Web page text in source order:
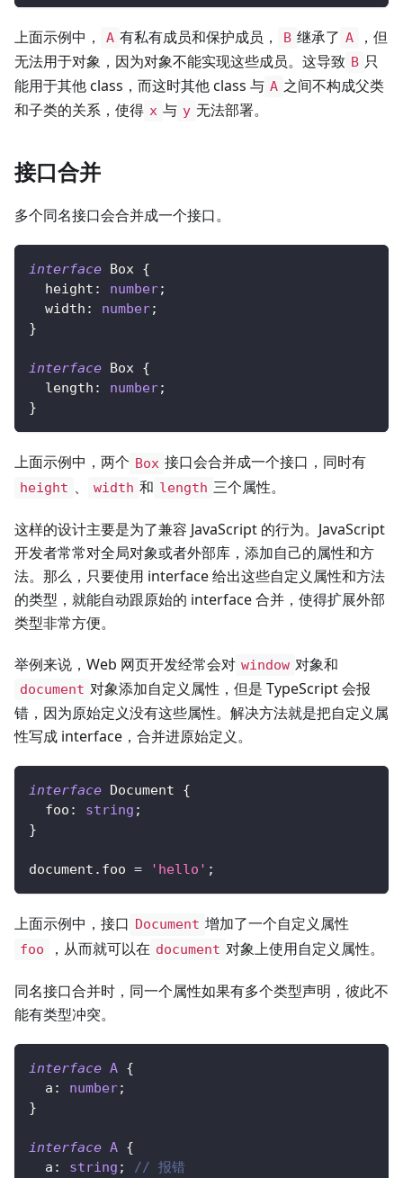
上面示例中， A 有私有成员和保护成员， B 继承了 A
，但
无法用于对象，因为对象不能实现这些成员。这导致 B 只
能用于其他 class，而这时其他 class 与 A 之间不构成父类
和子类的关系，使得 x 与 y 无法部署。
接口合并
多个同名接口会合并成一个接口。
interface Box {
  height
: number;
  width
: number;
}
interface Box {
  length
: number;
}
上面示例中，两个 Box 接口会合并成一个接口，同时有
height 、 width 和 length 三个属性。
这样的设计主要是为了兼容 JavaScript 的行为。JavaScript
开发者常常对全局对象或者外部库，添加自己的属性和方
法。那么，只要使用 interface 给出这些自定义属性和方法
的类型，就能自动跟原始的 interface 合并，使得扩展外部
类型非常方便。
举例来说，Web 网页开发经常会对 window 对象和
document 对象添加自定义属性，但是 TypeScript 会报
错，因为原始定义没有这些属性。解决方法就是把自定义属
性写成 interface，合并进原始定义。
interface Document
{
  foo
: string ;
}
document . foo = 'hello' ;
上面示例中，接口 Document 增加了一个自定义属性
foo ，从而就可以在 document 对象上使用自定义属性。
同名接口合并时，同一个属性如果有多个类型声明，彼此不
能有类型冲突。
interface A {
  a
: number;
}
interface A {
  a
: string ; // 报错